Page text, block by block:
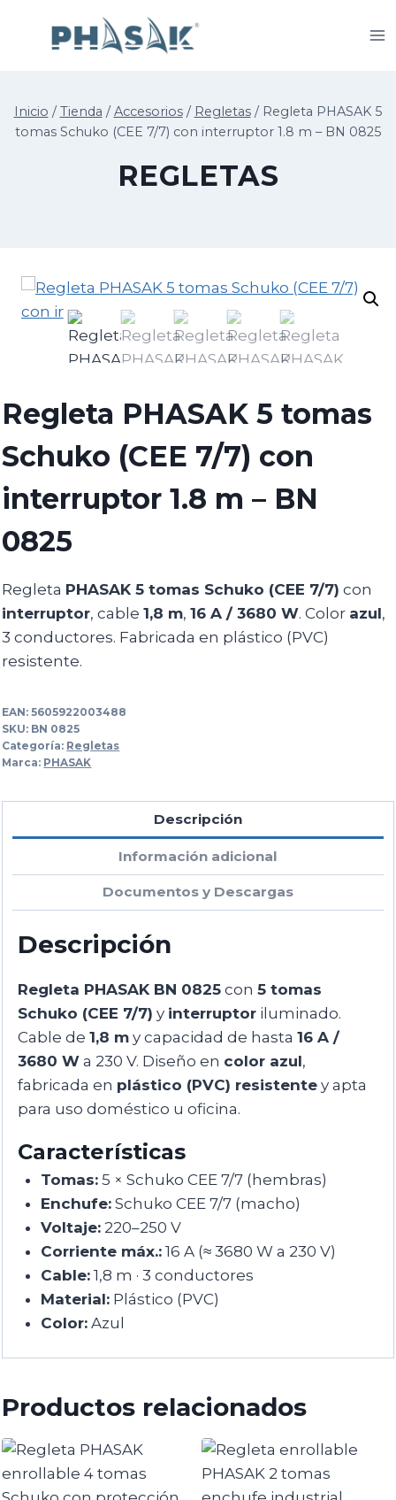
Inicio / Tienda / Accesorios / Regletas / Regleta PHASAK 5
tomas Schuko (CEE 7/7) con interruptor 1.8 m – BN 0825
REGLETAS
Regleta PHASAK 5 tomas
Schuko (CEE 7/7) con
interruptor 1.8 m – BN
0825
Regleta PHASAK 5 tomas Schuko (CEE 7/7) con
interruptor, cable1,8 m,16 A / 3680 W. Color azul,
3 conductores. Fabricada en plástico (PVC)
resistente.
EAN:5605922003488
SKU: BN 0825
Categoría: Regletas
Marca: PHASAK
Descripción
Información adicional
Documentos y Descargas
Descripción
Regleta PHASAK BN 0825 con5 tomas
Schuko (CEE 7/7) y interruptor iluminado.
Cable de1,8 m y capacidad de hasta16 A /
3680 W a 230 V. Diseño en color azul,
fabricada en plástico (PVC) resistente y apta
para uso doméstico u oficina.
Características
Tomas:5 × Schuko CEE 7/7 (hembras)
Enchufe:Schuko CEE 7/7 (macho)
Voltaje:220–250 V
Corriente máx.:16 A (≈ 3680 W a 230 V)
Cable:1,8 m · 3 conductores
Material:Plástico (PVC)
Color:Azul
Productos relacionados